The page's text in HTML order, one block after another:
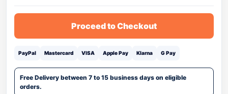
Proceed to Checkout
PayPal Mastercard VISA Apple Pay Klarna G Pay
Free Delivery between 7 to 15 business days on eligible
orders.